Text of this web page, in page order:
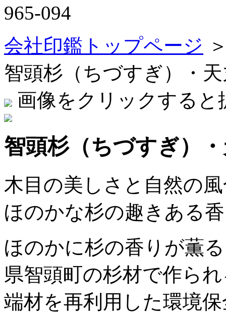
会社印鑑トップページ
智頭杉（ちづすぎ）・天
画像をクリックすると
智頭杉（ちづすぎ）
木目の美しさと自然の
ほのかな杉の趣きある
ほのかに杉の香りが薫
県智頭町の杉材で作ら
端材を再利用した環境